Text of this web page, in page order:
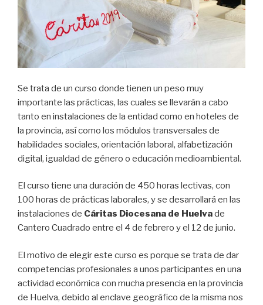
Se trata de un curso donde tienen un peso muy
importante las prácticas, las cuales se llevarán a cabo
tanto en instalaciones de la entidad como en hoteles de
la provincia, así como los módulos transversales de
habilidades sociales, orientación laboral, alfabetización
digital, igualdad de género o educación medioambiental.
El curso tiene una duración de 450 horas lectivas, con
100 horas de prácticas laborales, y se desarrollará en las
instalaciones de Cáritas Diocesana de Huelvade
Cantero Cuadrado entre el 4 de febrero y el 12 de junio.
El motivo de elegir este curso es porque se trata de dar
competencias profesionales a unos participantes en una
actividad económica con mucha presencia en la provincia
de Huelva, debido al enclave geográfico de la misma nos